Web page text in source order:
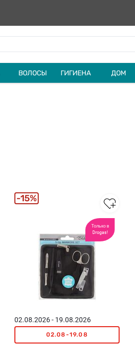
ВОЛОСЫ ГИГИЕНА ДОМ
Только в
Drogas!
02.08.2026 - 19.08.2026
02.08-19.08
15%